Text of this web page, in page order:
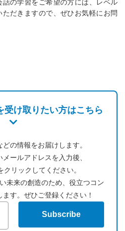
の学習をご希望の方には、レベル
だきますので、ぜひお気軽にお問
受け取りたい方はこちら
の情報をお届けします。
ールアドレスを入力後、
クリックしてください。
未来の創造のため、役立つコン
す。ぜひご登録ください！